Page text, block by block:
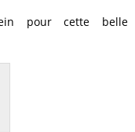
pour cette belle